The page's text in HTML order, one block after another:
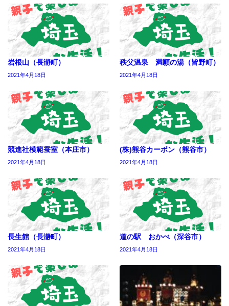
岩根山（長瀞町）
2021年4月18日
秩父温泉 満願の湯（皆野町）
2021年4月18日
競進社模範蚕室（本庄市）
2021年4月18日
(株)熊谷カーボン（熊谷市）
2021年4月18日
長生館（長瀞町）
2021年4月18日
道の駅 おかべ（深谷市）
2021年4月18日